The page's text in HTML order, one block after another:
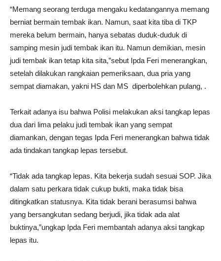
“Memang seorang terduga mengaku kedatangannya memang
berniat bermain tembak ikan. Namun, saat kita tiba di TKP
mereka belum bermain, hanya sebatas duduk-duduk di
samping mesin judi tembak ikan itu. Namun demikian, mesin
judi tembak ikan tetap kita sita,”sebut Ipda Feri menerangkan,
setelah dilakukan rangkaian pemeriksaan, dua pria yang
sempat diamakan, yakni HS dan MS diperbolehkan pulang, .
Terkait adanya isu bahwa Polisi melakukan aksi tangkap lepas
dua dari lima pelaku judi tembak ikan yang sempat
diamankan, dengan tegas Ipda Feri menerangkan bahwa tidak
ada tindakan tangkap lepas tersebut.
“Tidak ada tangkap lepas. Kita bekerja sudah sesuai SOP. Jika
dalam satu perkara tidak cukup bukti, maka tidak bisa
ditingkatkan statusnya. Kita tidak berani berasumsi bahwa
yang bersangkutan sedang berjudi, jika tidak ada alat
buktinya,”ungkap Ipda Feri membantah adanya aksi tangkap
lepas itu.